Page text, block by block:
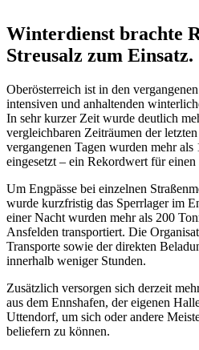
Winterdienst brachte
Streusalz zum Einsatz.
Oberösterreich ist in den
intensiven und anhaltenden
In sehr kurzer Zeit wurde deutlich
vergleichbaren Zeiträumen der
vergangenen Tagen wurden mehr als
eingesetzt – ein Rekordwert für
Um Engpässe bei einzelnen
wurde kurzfristig das Sperrlager im
einer Nacht wurden mehr als 200
Ansfelden transportiert. Die
Transporte sowie der direkten
innerhalb weniger Stunden.
Zusätzlich versorgen sich derzeit
aus dem Ennshafen, der eigenen
Uttendorf, um sich oder andere
beliefern zu können.